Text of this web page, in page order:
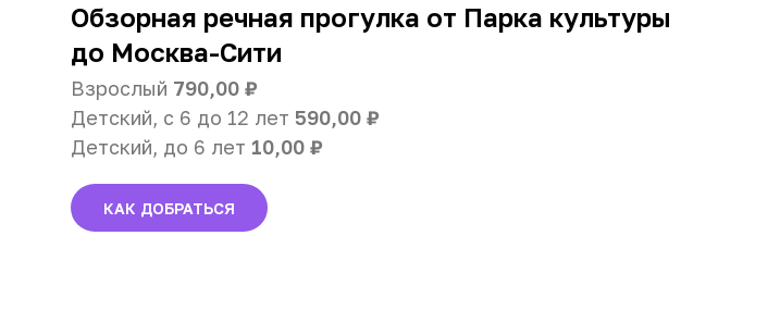
Обзорная речная прогулка от Парка культуры
до Москва-Сити
Взрослый 790,00 ₽
Детский, с 6 до 12 лет 590,00 ₽
Детский, до 6 лет 10,00 ₽
КАК ДОБРАТЬСЯ